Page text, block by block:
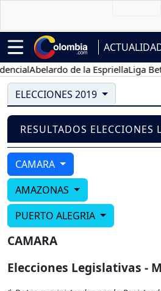
Abelardo de la EspriellaLiga
ELECCIONES 2019
RESULTADOS ELECCIONES
CAMARA
AMAZONAS
PUERTO ALEGRIA
CAMARA
Elecciones Legislativas -